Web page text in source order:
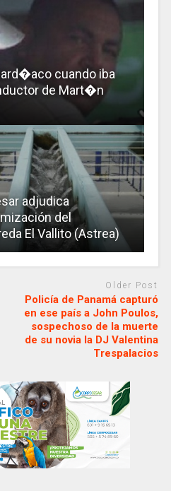
cuando iba
de Mart�n
adjudica
del
El Vallito (Astrea)
Older Post
Policía de Panamá capturó
en ese país a John Poulos,
sospechoso de la muerte
de su novia la DJ Valentina
Trespalacios